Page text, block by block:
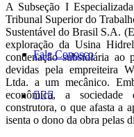
Fale Conosco
A Subseção I
Tribunal Superior do
Sustentável do Brasil S.A.
exploração da Usina
condenação subsidiária ao
devidas pela empreiteira
Ltda. a um mecânico.
econômica, a
construtora, o que afasta a
isenta o dono da obra pelas